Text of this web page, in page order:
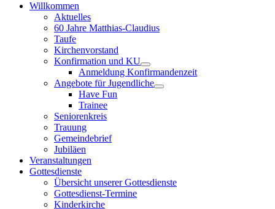
Willkommen
Aktuelles
60 Jahre Matthias-Claudius
Taufe
Kirchenvorstand
Konfirmation und KU
Anmeldung Konfirmandenzeit
Angebote für Jugendliche
Have Fun
Trainee
Seniorenkreis
Trauung
Gemeindebrief
Jubiläen
Veranstaltungen
Gottesdienste
Übersicht unserer Gottesdienste
Gottesdienst-Termine
Kinderkirche